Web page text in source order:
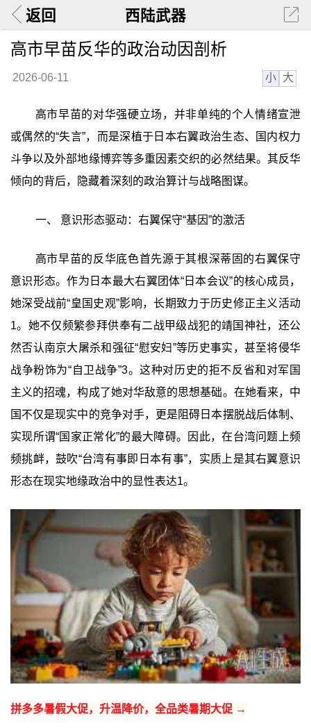
返回 西陆武器
高市早苗反华的政治动因剖析
2026-06-11 小 大
高市早苗的对华强硬立场，并非单纯的个人情绪宣泄
或偶然的“失言”，而是深植于日本右翼政治生态、国内权力
斗争以及外部地缘博弈等多重因素交织的必然结果。其反华
倾向的背后，隐藏着深刻的政治算计与战略图谋。
一、 意识形态驱动：右翼保守“基因”的激活
高市早苗的反华底色首先源于其根深蒂固的右翼保守
意识形态。作为日本最大右翼团体“日本会议”的核心成员，
她深受战前“皇国史观”影响，长期致力于历史修正主义活动
1。她不仅频繁参拜供奉有二战甲级战犯的靖国神社，还公
然否认南京大屠杀和强征“慰安妇”等历史事实，甚至将侵华
战争粉饰为“自卫战争”3。这种对历史的拒不反省和对军国
主义的招魂，构成了她对华敌意的思想基础。在她看来，中
国不仅是现实中的竞争对手，更是阻碍日本摆脱战后体制、
实现所谓“国家正常化”的最大障碍。因此，在台湾问题上频
频挑衅，鼓吹“台湾有事即日本有事”，实质上是其右翼意识
形态在现实地缘政治中的显性表达1。
拼多多暑假大促，升温降价，全品类暑期大促 →